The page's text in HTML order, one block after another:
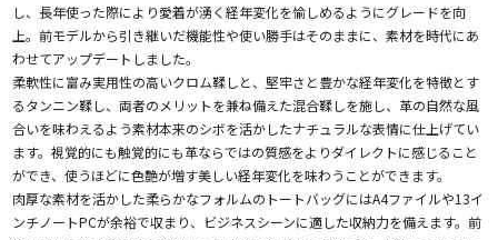
し、長年使った際により愛着が湧く経年変化を愉しめるようにグレードを向
上。前モデルから引き継いだ機能性や使い勝手はそのままに、素材を時代にあ
わせてアップデートしました。
柔軟性に富み実用性の高いクロム鞣しと、堅牢さと豊かな経年変化を特徴とす
るタンニン鞣し、両者のメリットを兼ね備えた混合鞣しを施し、革の自然な風
合いを味わえるよう素材本来のシボを活かしたナチュラルな表情に仕上げてい
ます。視覚的にも触覚的にも革ならではの質感をよりダイレクトに感じること
ができ、使うほどに色艶が増す美しい経年変化を味わうことができます。
肉厚な素材を活かした柔らかなフォルムのトートバッグにはA4ファイルや13イ
ンチノートPCが余裕で収まり、ビジネスシーンに適した収納力を備えます。前